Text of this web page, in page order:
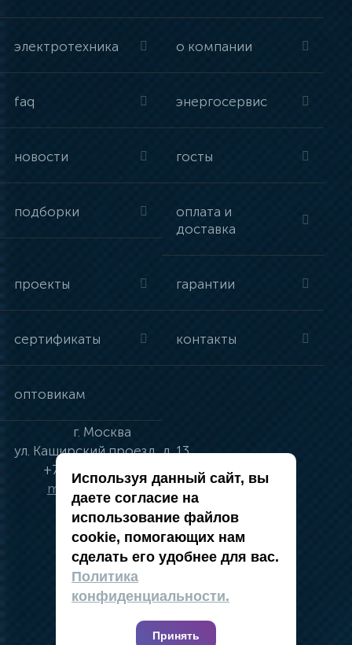
электротехника о компании
faq энергосервис
новости госты
подборки
оплата и
доставка
проекты гарантии
сертификаты контакты
оптовикам
г. Москва
ул. Каширский проезд, д. 13
+7 (495) 134-41-83
moskva@vincci.ru
политика в отношении обработки
персональных данных
публичная оферта
карта сайта
Используя данный сайт, вы
даете согласие на
использование файлов
cookie, помогающих нам
сделать его удобнее для вас.
Политика
конфиденциальности.
Принять